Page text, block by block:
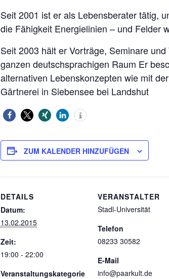
Seit 2001 ist er als Lebensberater tätig,
die Fähigkeit Energielinien – und Felder
Seit 2003 hält er Vorträge, Seminare und
ganzen deutschsprachigen Raum Er
alternativen Lebenskonzepten wie mit
Gärtnerei in Siebensee bei Landshut
ZUM KALENDER HINZUFÜGEN
DETAILS
Datum:
13.02.2015
Zeit:
19:00 - 22:00
Veranstaltungskategorie
VERANSTALTER
Stadl-Universität
Telefon
08233 30582
E-Mail
info@paarkult.de